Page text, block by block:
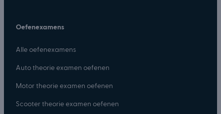
Oefenexamens
Alle oefenexamens
Auto theorie examen oefenen
Motor theorie examen oefenen
Scooter theorie examen oefenen